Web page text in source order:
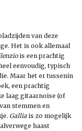
van deze
Het is ook allemaal
is een prachtig
eenvoudig, typisch
Maar het er tussenin
een prachtig
laag gitaarnoise (of
stemmen en
Gallia is zo mogelijk
haast